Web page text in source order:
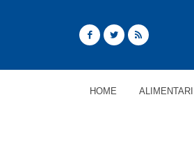
HOME ALIMENTARI